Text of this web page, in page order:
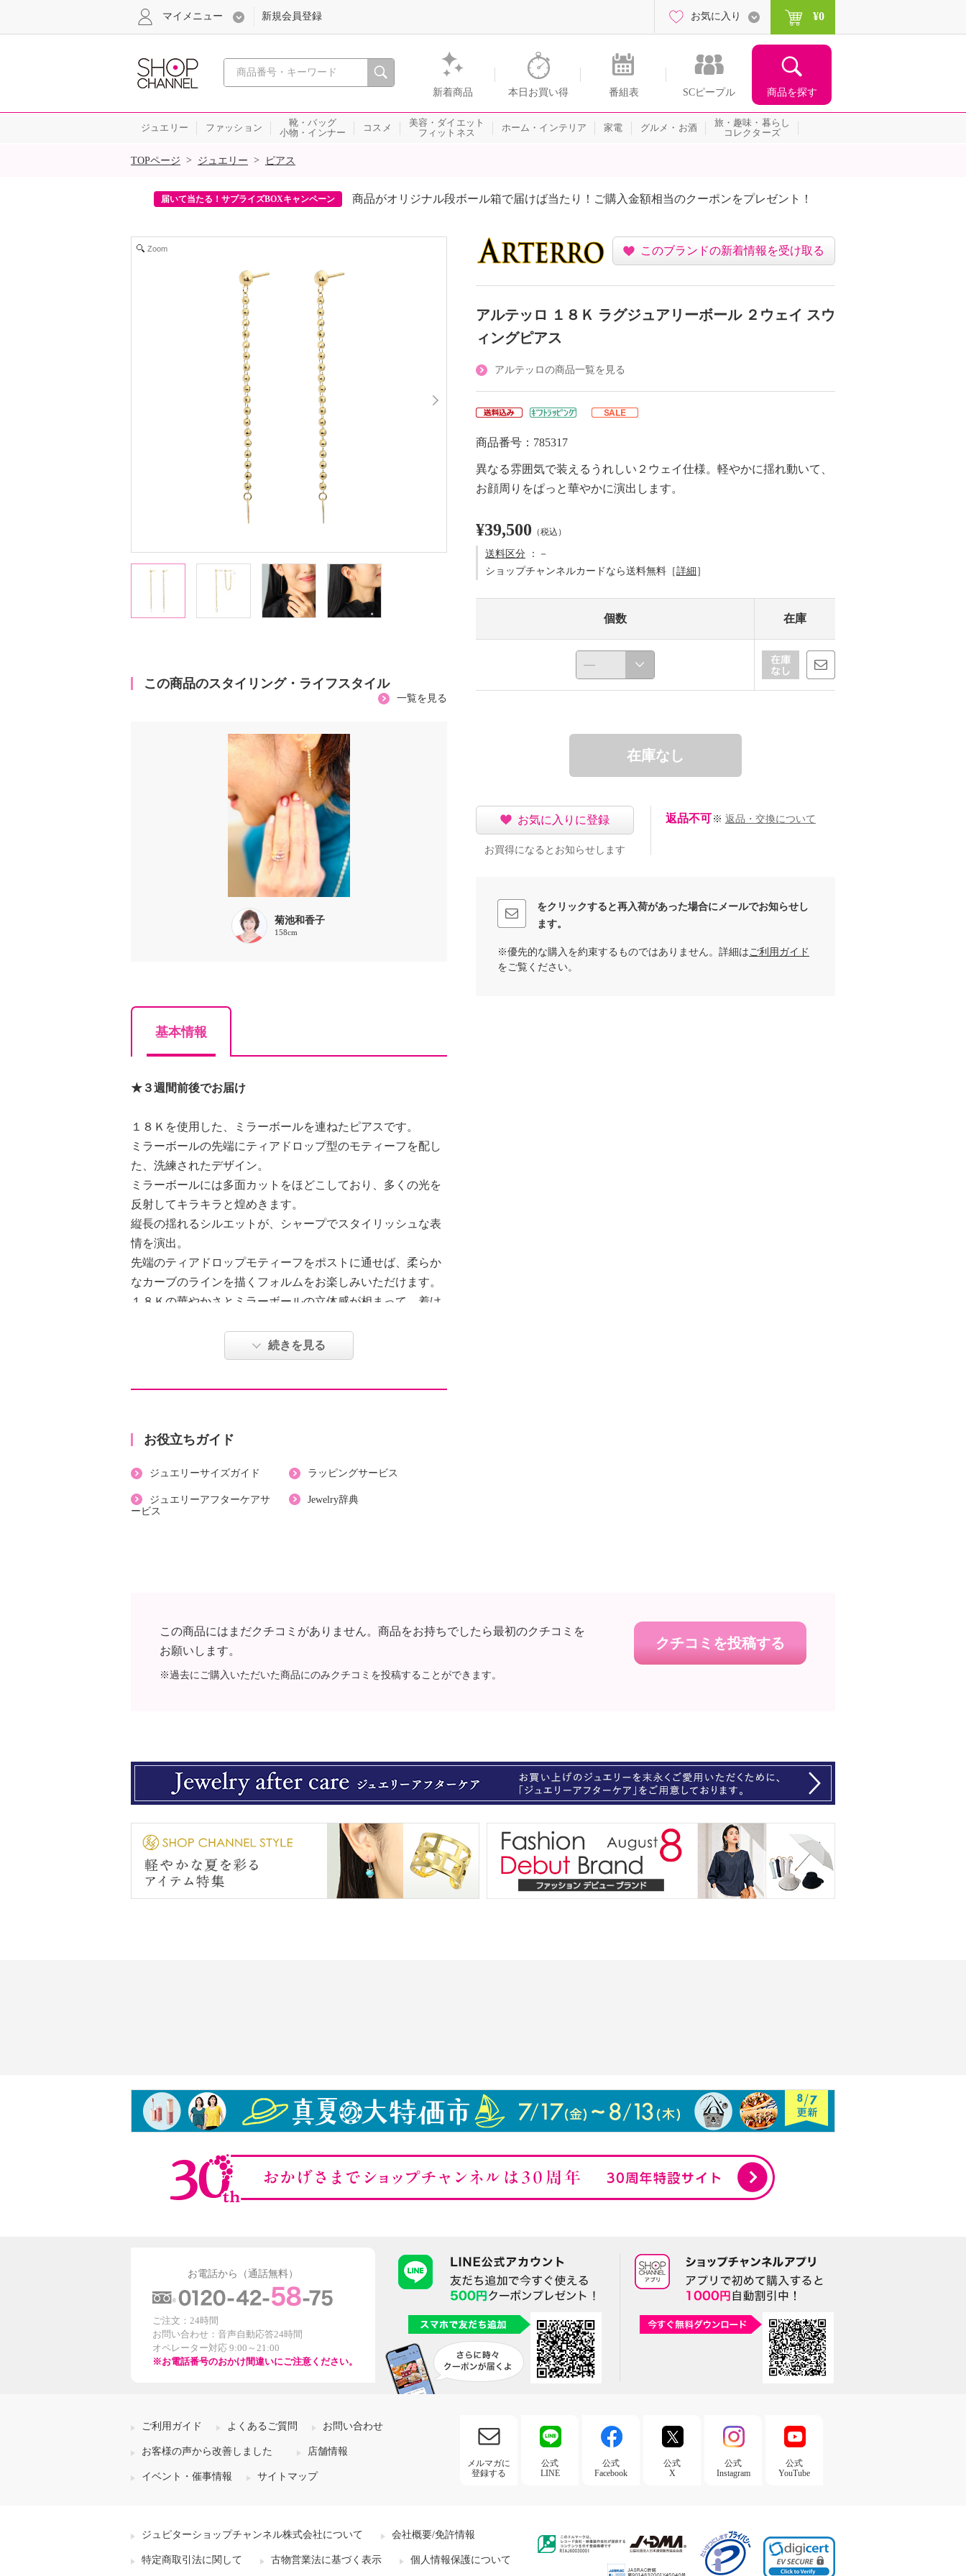
心おどる、瞬間を。通販・テレビショッピングのショップチャンネル
新着商品 本日お買い得 番組表 SCピープル 商品を探す
マイメニュー 新規会員登録 お気に入り ¥0
ジュエリー ファッション
靴・バッグ
小物・インナー
コスメ
美容・ダイエット
フィットネス
ホーム・インテリア 家電 グルメ・お酒
旅・趣味・暮らし
コレクターズ
SALE
TOPページ > ジュエリー > ピアス
届いて当たる！サプライズBOXキャンペーン 商品がオリジナル段ボール箱で届けば当たり！ご購入金額相当のクーポンをプレゼント！
Zoom
この商品のスタイリング・ライフスタイル
一覧を見る
菊池和香子
158cm
基本情報
★３週間前後でお届け
１８Ｋを使用した、ミラーボールを連ねたピアスです。
ミラーボールの先端にティアドロップ型のモティーフを配し
た、洗練されたデザイン。
ミラーボールには多面カットをほどこしており、多くの光を
反射してキラキラと煌めきます。
縦長の揺れるシルエットが、シャープでスタイリッシュな表
情を演出。
先端のティアドロップモティーフをポストに通せば、柔らか
なカーブのラインを描くフォルムをお楽しみいただけます。
１８Ｋの華やかさとミラーボールの立体感が相まって、着け
【サイズ】
【使用素材】
・イエローゴールド（１８Ｋ）
・シリコーン
続きを見る
お役立ちガイド
ジュエリーサイズガイド ラッピングサービス
ジュエリーアフターケアサ
ービス
Jewelry辞典
このブランドの新着情報を受け取る
アルテッロ １８Ｋ ラグジュアリーボール ２ウェイ スウ
ィングピアス
アルテッロの商品一覧を見る
商品番号：785317
異なる雰囲気で装えるうれしい２ウェイ仕様。軽やかに揺れ動いて、
お顔周りをぱっと華やかに演出します。
¥39,500 （税込）
送料区分 ：－
ショップチャンネルカードなら送料無料［詳細 ］
個数 在庫
在庫なし
お気に入りに登録
お買得になるとお知らせします
返品不可 ※ 返品・交換について
をクリックすると再入荷があった場合にメールでお知らせし
ます。
※優先的な購入を約束するものではありません。詳細は ご利用ガイド
をご覧ください。
クチコミを投稿する
この商品にはまだクチコミがありません。商品をお持ちでしたら最初のクチコミを
お願いします。
※過去にご購入いただいた商品にのみクチコミを投稿することができます。
お電話から（通話無料）
ご注文：24時間
お問い合わせ：音声自動応答24時間
オペレーター対応 9:00～21:00
※お電話番号のおかけ間違いにご注意ください。
ご利用ガイド よくあるご質問 お問い合わせ
お客様の声から改善しました 店舗情報
イベント・催事情報 サイトマップ
メルマガに
登録する
公式
LINE
公式
Facebook
公式
X
公式
Instagram
公式
YouTube
ジュピターショップチャンネル株式会社について 会社概要/免許情報
特定商取引法に関して 古物営業法に基づく表示 個人情報保護について